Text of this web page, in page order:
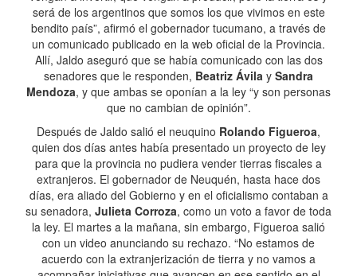
será de los argentinos que somos los que vivimos en este
bendito país”, afirmó el gobernador tucumano, a través de
un comunicado publicado en la web oficial de la Provincia.
Allí, Jaldo aseguró que se había comunicado con las dos
senadores que le responden, Beatriz Ávila y Sandra
Mendoza, y que ambas se oponían a la ley “y son personas
que no cambian de opinión”.
Después de Jaldo salió el neuquino Rolando Figueroa,
quien dos días antes había presentado un proyecto de ley
para que la provincia no pudiera vender tierras fiscales a
extranjeros. El gobernador de Neuquén, hasta hace dos
días, era aliado del Gobierno y en el oficialismo contaban a
su senadora, Julieta Corroza, como un voto a favor de toda
la ley. El martes a la mañana, sin embargo, Figueroa salió
con un video anunciando su rechazo. “No estamos de
acuerdo con la extranjerización de tierra y no vamos a